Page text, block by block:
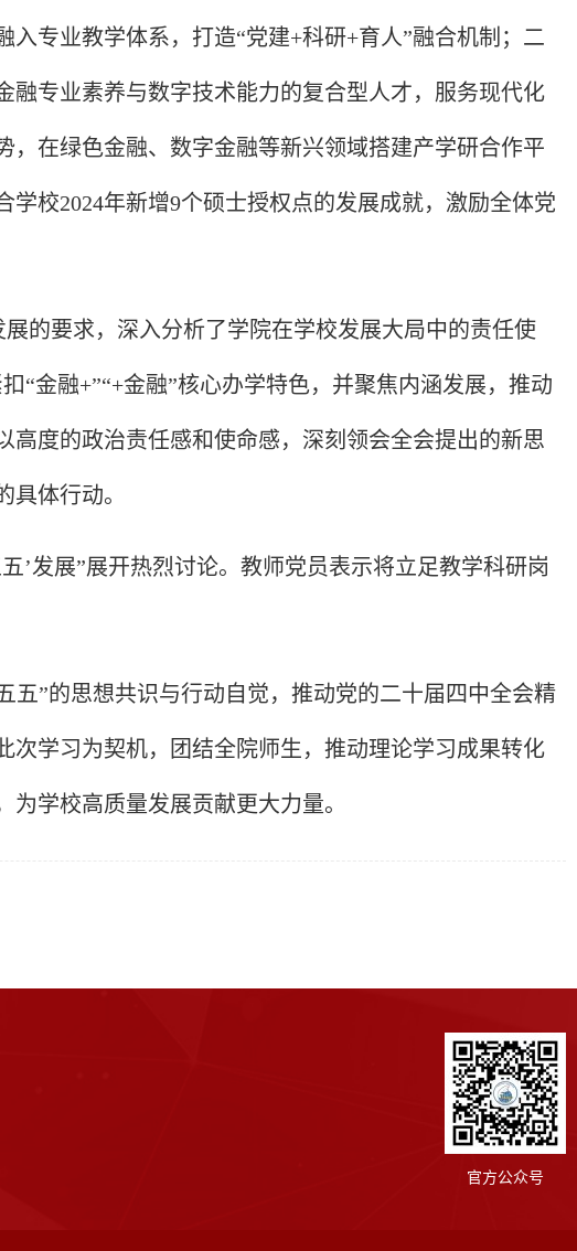
专业教学体系，打造“党建+科研+育人”融合机制；二
专业素养与数字技术能力的复合型人才，服务现代化
在绿色金融、数字金融等新兴领域搭建产学研合作平
校2024年新增9个硕士授权点的发展成就，激励全体党
的要求，深入分析了学院在学校发展大局中的责任使
“金融+”“+金融”核心办学特色，并聚焦内涵发展，推动
度的政治责任感和使命感，深刻领会全会提出的新思
体行动。
’发展”展开热烈讨论。教师党员表示将立足教学科研岗
五”的思想共识与行动自觉，推动党的二十届四中全会精
学习为契机，团结全院师生，推动理论学习成果转化
学校高质量发展贡献更大力量。
官方公众号